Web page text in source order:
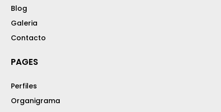
Blog
Galeria
Contacto
PAGES
Perfiles
Organigrama